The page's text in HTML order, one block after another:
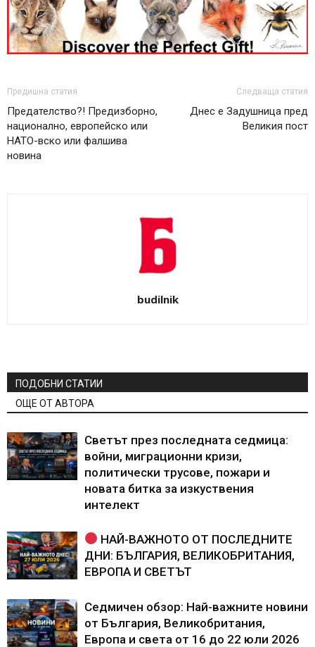
Предишна статия
Предателство?! Предизборно,
национално, европейско или
НАТО-вско или фалшива
новина
Следваща статия
Днес е Задушница пред
Великия пост
budilnik
ПОДОБНИ СТАТИИ
ОЩЕ ОТ АВТОРА
Светът през последната седмица:
войни, миграционни кризи,
политически трусове, пожари и
новата битка за изкуствения
интелект
НАЙ-ВАЖНОТО ОТ ПОСЛЕДНИТЕ
ДНИ: БЪЛГАРИЯ, ВЕЛИКОБРИТАНИЯ,
ЕВРОПА И СВЕТЪТ
Седмичен обзор: Най-важните новини
от България, Великобритания,
Европа и света от 16 до 22 юли 2026